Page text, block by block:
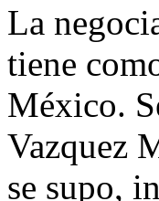
La
tiene
México.
Vazquez
se supo,